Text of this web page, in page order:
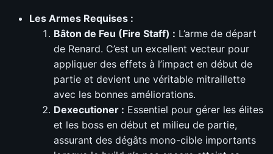
Les Armes Requises :
Bâton de Feu (Fire Staff) : L’arme de départ
de Renard. C’est un excellent vecteur pour
appliquer des effets à l’impact en début de
partie et devient une véritable mitraillette
avec les bonnes améliorations.
Dexecutioner : Essentiel pour gérer les élites
et les boss en début et milieu de partie,
assurant des dégâts mono-cible importants